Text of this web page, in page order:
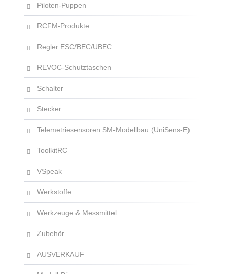
Piloten-Puppen
RCFM-Produkte
Regler ESC/BEC/UBEC
REVOC-Schutztaschen
Schalter
Stecker
Telemetriesensoren SM-Modellbau (UniSens-E)
ToolkitRC
VSpeak
Werkstoffe
Werkzeuge & Messmittel
Zubehör
AUSVERKAUF